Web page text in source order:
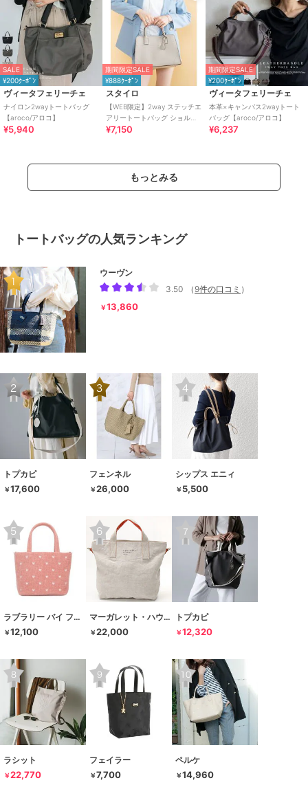
SALE
¥200ｸｰﾎﾟﾝ
ヴィータフェリーチェ
ナイロン2wayトートバッグ
【aroco/アロコ】
¥5,940
期間限定SALE
¥888ｸｰﾎﾟﾝ
スタイロ
【WEB限定】2way ステッチエ
アリートートバッグ ショルダ
ー付き
¥7,150
期間限定SALE
¥200ｸｰﾎﾟﾝ
ヴィータフェリーチェ
本革×キャンバス2wayトート
バッグ【aroco/アロコ】
¥6,237
もっとみる
トートバッグの人気ランキング
ウーヴン
3.50
（ 9件の口コミ ）
￥13,860
トプカピ
￥17,600
フェンネル
￥26,000
シップス エニィ
￥ 5,500
ラブラリー バイ フェイラー
￥12,100
マーガレット・ハウエル アイデア
￥22,000
トプカピ
￥12,320
ラシット
￥22,770
フェイラー
￥7,700
ペルケ
￥14,960